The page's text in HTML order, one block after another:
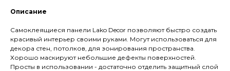
Описание
Самоклеящиеся панели Lako Decor позволяют быстро создать
красивый интерьер своими руками. Могут использоваться для
декора стен, потолков, для зонирования пространства.
Хорошо маскируют небольшие дефекты поверхностей.
Просты в использовании - достаточно отделить защитный слой